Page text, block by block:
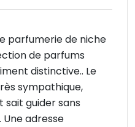
parfumerie de niche
de parfums
distinctive.. Le
sympathique,
sait guider sans
Une adresse